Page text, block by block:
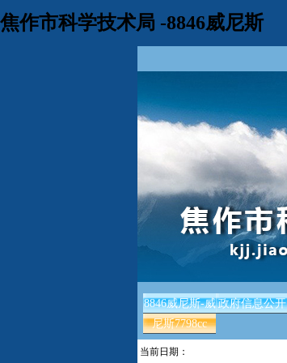
焦作市科学技术局 -8846威尼斯
8846威尼斯-威
尼斯7798cc
政府信息公开
当前日期：